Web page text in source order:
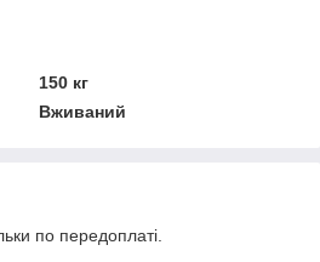
150 кг
Вживаний
по передоплаті.